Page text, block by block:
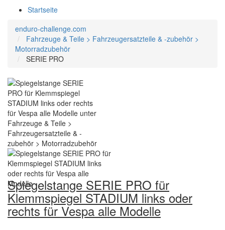
Startseite
enduro-challenge.com
Fahrzeuge & Teile > Fahrzeugersatzteile & -zubehör >
Motorradzubehör
SERIE PRO
Spiegelstange SERIE PRO für
Klemmspiegel STADIUM links oder
rechts für Vespa alle Modelle